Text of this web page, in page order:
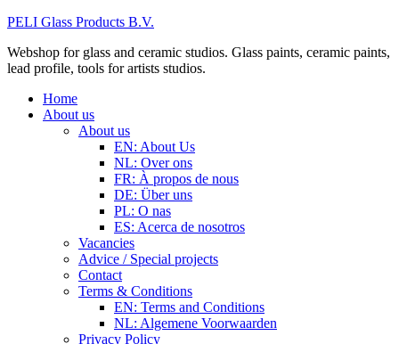
PELI Glass Products B.V.
Webshop for glass and ceramic studios. Glass paints, ceramic paints,
lead profile, tools for artists studios.
Home
About us
About us
EN: About Us
NL: Over ons
FR: À propos de nous
DE: Über uns
PL: O nas
ES: Acerca de nosotros
Vacancies
Advice / Special projects
Contact
Terms & Conditions
EN: Terms and Conditions
NL: Algemene Voorwaarden
Privacy Policy